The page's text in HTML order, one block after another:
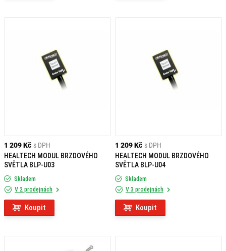
1 209 Kč s DPH
HEALTECH MODUL BRZDOVÉHO
SVĚTLA BLP-U03
Skladem
V 2 prodejnách
Koupit
1 209 Kč s DPH
HEALTECH MODUL BRZDOVÉHO
SVĚTLA BLP-U04
Skladem
V 3 prodejnách
Koupit